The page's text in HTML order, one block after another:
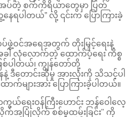
အပ်တဲ့ စက်ကိရိယာတွေမှာ ပြတ်
ပါတယ်” လို့ ၎င်းက ပြောကြားခဲ့
ပ်ဖွဲ့ဝင်အရေအတွက် တိုးမြှင့်ရေးနဲ့
ါ လုံလောက်တဲ့ ထောက်ပံ့ရေး ကိစ္စ
ြစ်ပါတယ်၊ ကျွန်တော်တို့
ဒီတောင်းဆိုမှု အားလုံးကို သိသင့်ပါ
များအား ပြောကြားခဲ့ပါတယ်။
ရေးဝန်ကြီးဟောင်း ဘန်‌ဝေါလေ့
အပြုံလိုက် စစ်မှုထမ်းခြင်း" ကို